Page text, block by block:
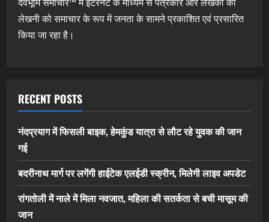
लेखनी को समाचार के रूप में जनता के सामने प्रकाशित एवं प्रसारित
किया जा रहा है।
RECENT POSTS
नंदप्रयाग में फिसली बाइक, हेमकुंड यात्रा से लौट रहे युवक की जान
गई
बदरीनाथ मार्ग पर लगेंगी हाईटेक एलईडी स्क्रीन, मिलेगी लाइव अपडेट
रांगतोली में नाले में मिला नवजात, महिला की सतर्कता से बची मासूम की
जान